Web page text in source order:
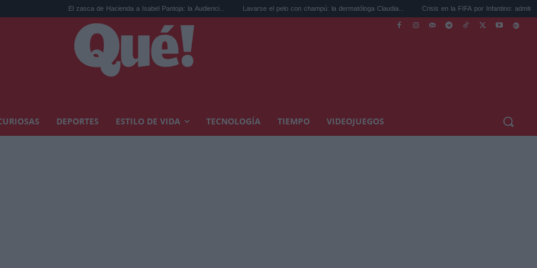
El zasca de Hacienda a Isabel Pantoja: la Audienci... Lavarse el pelo con champú: la dermatóloga Claudia... Crisis en la FIFA por Infantino: admite 'errores',...
DEPORTES ESTILO DE VIDA TECNOLOGÍA TIEMPO VIDEOJUEGOS